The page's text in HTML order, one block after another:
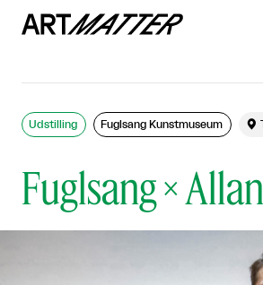
Fuglsang ×
Udstilling Fuglsang Kunstmuseum 